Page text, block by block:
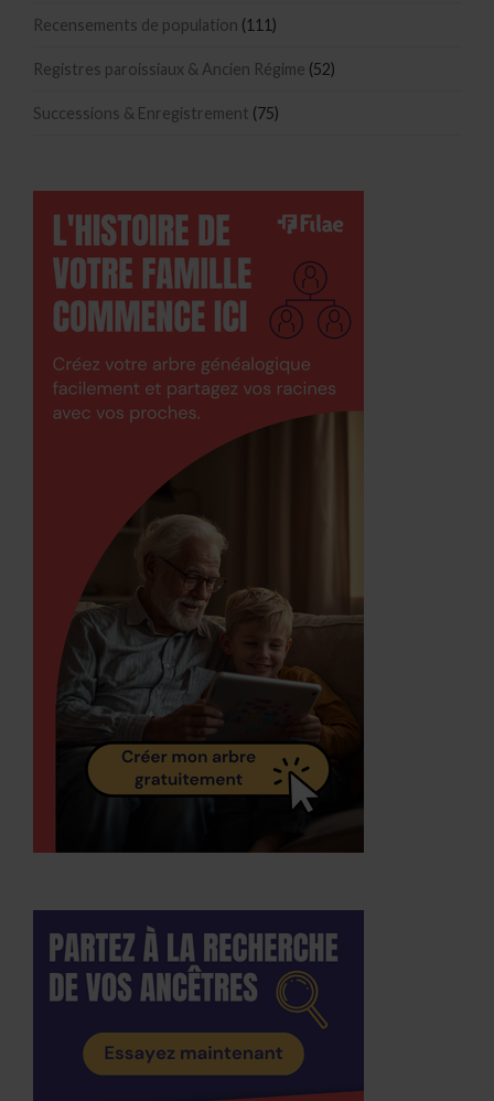
Recensements de population (111)
Registres paroissiaux & Ancien Régime (52)
Successions & Enregistrement (75)